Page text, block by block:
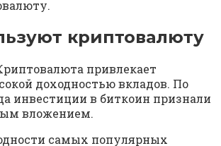
криптовалюту
привлекает
доходностью вкладов. По
инвестиции в биткоин признали
вложением.